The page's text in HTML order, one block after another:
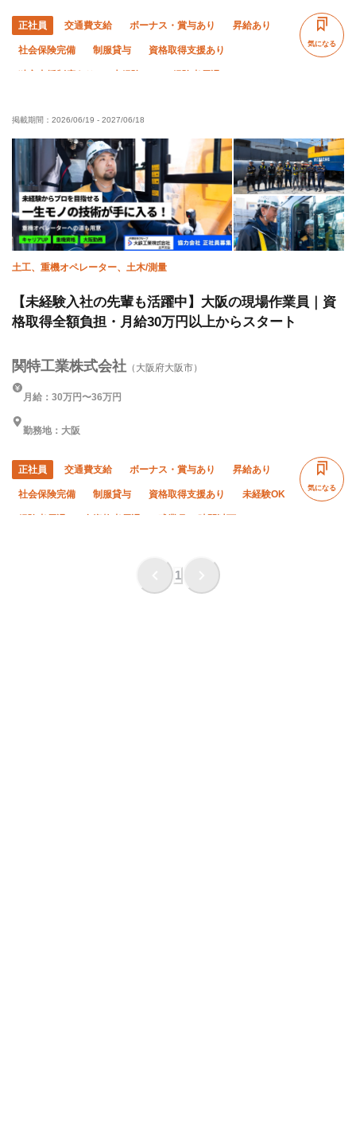
正社員 交通費支給 ボーナス・賞与あり 昇給あり
社会保険完備 制服貸与 資格取得支援あり
60代以上活躍中 外国人活躍中
残業月10時間以下 夏季休暇 年末年始休暇
車・バイク通勤OK 転勤なし 土日休み
気になる
掲載期間： 2026/06/19 - 2027/06/18
土工、重機オペレーター、土木/測量
【未経験入社の先輩も活躍中】大阪の現場作業員｜資
格取得全額負担・月給30万円以上からスタート
関特工業株式会社 （大阪府大阪市）
月給：30万円〜36万円
勤務地：大阪
正社員 交通費支給 ボーナス・賞与あり 昇給あり
社会保険完備 制服貸与 資格取得支援あり 未経験OK
気になる
1